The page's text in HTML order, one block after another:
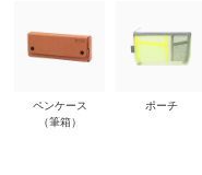
ペンケース
（筆箱）
ポーチ